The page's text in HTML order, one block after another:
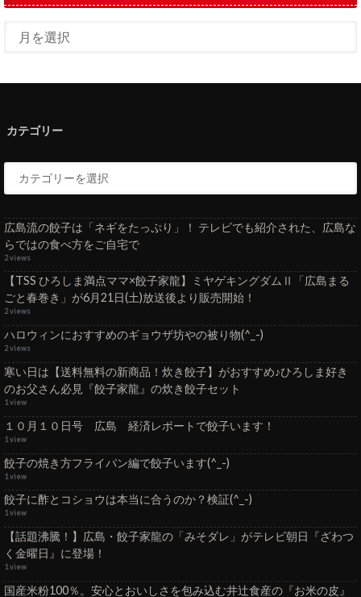
カテゴリー
広島流の餃子は「ネギをたっぷり」！ テレビでも紹介された、広島な
らではの食べ方をご自宅で
2 views
【TSS ひろしま満点ママ×餃子家龍】ミヤゲキングダムⅡ「広島まる
ごと春巻き」が6月21日(土)放送後より販売開始！
2 views
ハロウィンにおすすめのギョウザ坊やの被り物(^_-)
2 views
寒い日は【送料無料の新商品！炊き餃子】がおすすめ♪ひろしま好き
のお父さん必見『餃子家龍』の炊き餃子セット
1 view
１０月１０日号 広島 経済レポートで餃子います！
1 view
餃子の焼き方フライパン編で餃子います(^_-)
1 view
餃子に酢とコショウは本当に合うのか？検証(^_-)
1 view
【話題沸騰！】広島・餃子家龍の「みそダレ」がテレビ朝日『ざわつ
く金曜日』に登場！
1 view
国産米粉100％。安心とおいしさを包み込む井辻食産の『お米の皮』